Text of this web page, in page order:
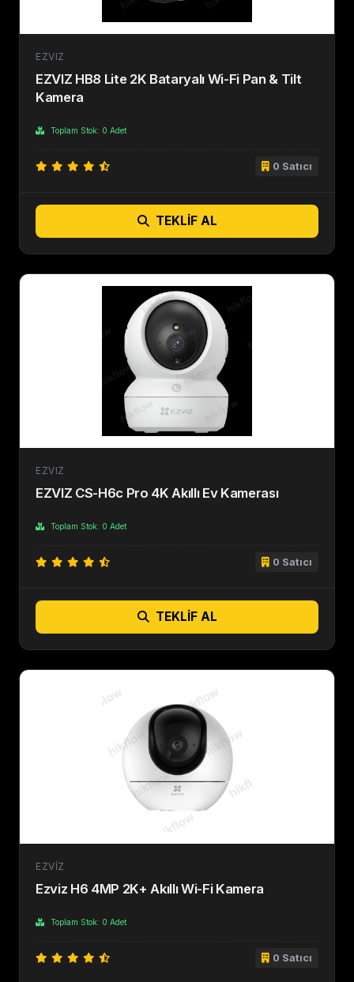
EZVIZ
EZVIZ HB8 Lite 2K Bataryalı Wi-Fi Pan & Tilt
Kamera
Toplam Stok: 0 Adet
0 Satıcı
TEKLIF AL
EZVIZ
EZVIZ CS-H6c Pro 4K Akıllı Ev Kamerası
Toplam Stok: 0 Adet
0 Satıcı
TEKLIF AL
EZVIZ
Ezviz H6 4MP 2K+ Akıllı Wi-Fi Kamera
Toplam Stok: 0 Adet
0 Satıcı